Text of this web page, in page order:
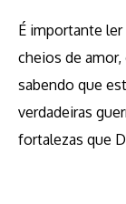
É importante
cheios de amor,
sabendo que
verdadeiras
fortalezas que